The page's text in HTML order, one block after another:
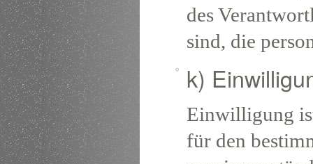
des
sind, die
k)
Einwilligung
für den